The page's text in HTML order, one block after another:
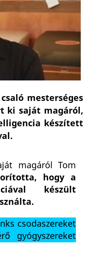
mesterséges
ki saját magáról,
készített
magáról Tom
hogy a
készült
csodaszereket
gyógyszereket